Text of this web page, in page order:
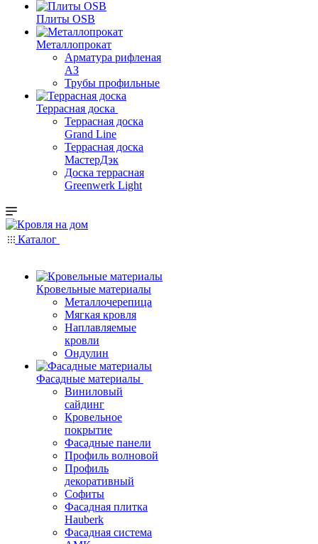
Плиты OSB
Металлопрокат
Арматура рифленая
АЗ
Трубы профильные
Террасная доска
Террасная доска
Grand Line
Террасная доска
МастерДэк
Доска террасная
Greenwerk Light
Каталог
Кровельные материалы
Металлочерепица
Мягкая кровля
Наплавляемые
кровли
Ондулин
Фасадные материалы
Виниловый
сайдинг
Кровельное
покрытие
Фасадные панели
Профиль волновой
Профиль
декоративный
Софиты
Фасадная плитка
Hauberk
Фасадная система